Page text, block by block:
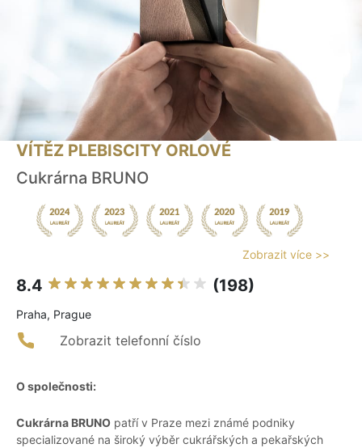
VÍTĚZ PLEBISCITY ORLOVÉ
Cukrárna BRUNO
Zobrazit více >>
8.4 (198)
Praha, Prague
Zobrazit telefonní číslo
O společnosti:
Cukrárna BRUNO patří v Praze mezi známé podniky
specializované na široký výběr cukrářských a pekařských